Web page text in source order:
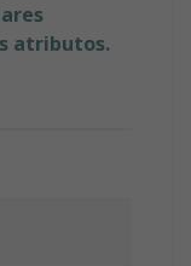
atributos.